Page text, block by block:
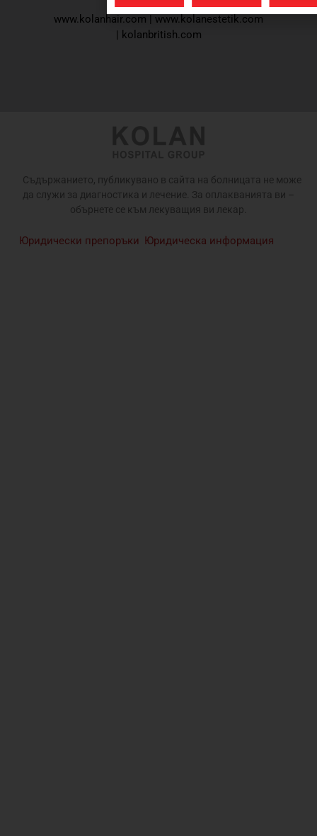
www.kolanhair.com | www.kolanestetik.com
| kolanbritish.com
Съдържанието, публикувано в сайта на болницата не може
да служи за диагностика и лечение. За оплакванията ви –
обърнете се към лекуващия ви лекар.
Юридически препоръки Юридическа информация